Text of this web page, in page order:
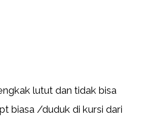
lutut dan tidak bisa
biasa /duduk di kursi dari